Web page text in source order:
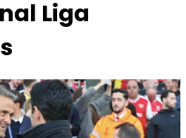
Liga